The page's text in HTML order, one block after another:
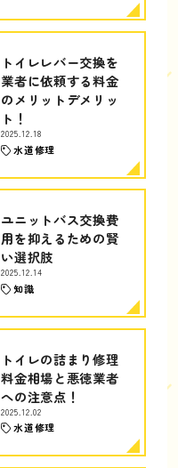
トイレレバー交換を
業者に依頼する料金
のメリットデメリッ
ト！
2025.12.18
水道修理
ユニットバス交換費
用を抑えるための賢
い選択肢
2025.12.14
知識
トイレの詰まり修理
料金相場と悪徳業者
への注意点！
2025.12.02
水道修理